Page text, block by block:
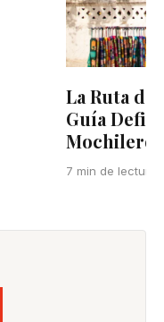
La Ruta
Guía
Mochilero
7 min de lectura